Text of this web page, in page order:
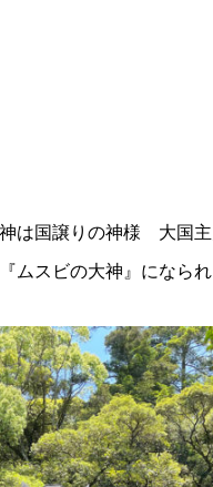
は国譲りの神様 大国
ムスビの大神』になら